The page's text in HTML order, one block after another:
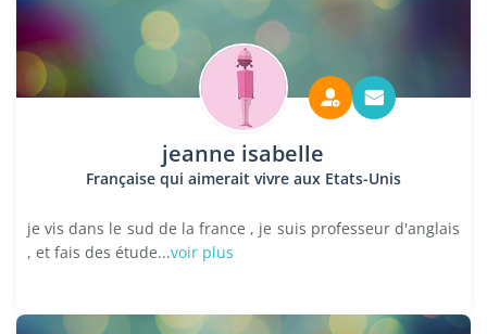
jeanne isabelle
Française qui aimerait vivre aux Etats-Unis
je vis dans le sud de la france , je suis professeur d'anglais
, et fais des étude...voir plus